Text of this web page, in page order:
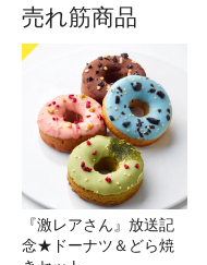
売れ筋商品
『激レアさん』放送記
念★ドーナツ＆どら焼